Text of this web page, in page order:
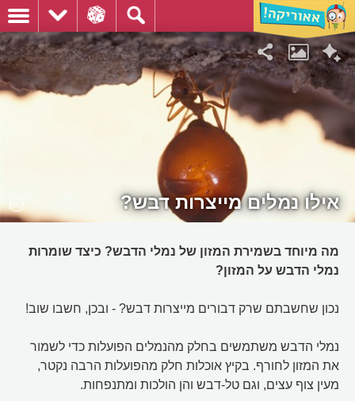
אילו נמלים מייצרות דבש?
מה מיוחד בשמירת המזון של נמלי הדבש? כיצד שומרות
נמלי הדבש על המזון?
נכון שחשבתם שרק דבורים מייצרות דבש? - ובכן, חשבו שוב!
נמלי הדבש משתמשים בחלק מהנמלים הפועלות כדי לשמור
את המזון לחורף. בקיץ אוכלות חלק מהפועלות הרבה נקטר,
מעין צוף עצים, וגם טל-דבש והן הולכות ומתנפחות.